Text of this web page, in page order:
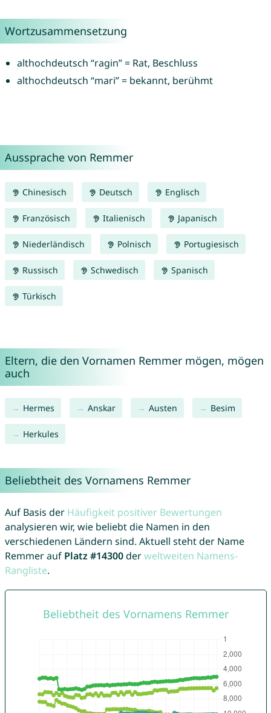
Wortzusammensetzung
althochdeutsch “ragin” = Rat, Beschluss
althochdeutsch “mari” = bekannt, berühmt
Aussprache von Remmer
Chinesisch Deutsch Englisch
Französisch Italienisch Japanisch
Niederländisch Polnisch Portugiesisch
Russisch Schwedisch Spanisch
Türkisch
Eltern, die den Vornamen Remmer mögen, mögen
auch
Hermes Anskar Austen Besim
Herkules
Beliebtheit des Vornamens Remmer
Auf Basis der Häufigkeit positiver Bewertungen
analysieren wir, wie beliebt die Namen in den
verschiedenen Ländern sind. Aktuell steht der Name
Remmer auf Platz #14300derweltweiten Namens-
Rangliste.